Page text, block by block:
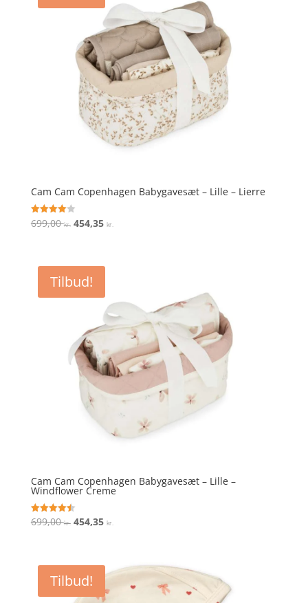
Cam Cam Copenhagen Babygavesæt – Lille – Lierre
Vurderet
4
699,00kr. Den
var:
699,00 kr..
454,35 kr.
Tilbud!
Cam Cam Copenhagen Babygavesæt – Lille –
Windflower Creme
Vurderet
4.5
699,00kr. Den
var:
699,00 kr..
454,35 kr.
er:
454,35 kr..
Tilbud!